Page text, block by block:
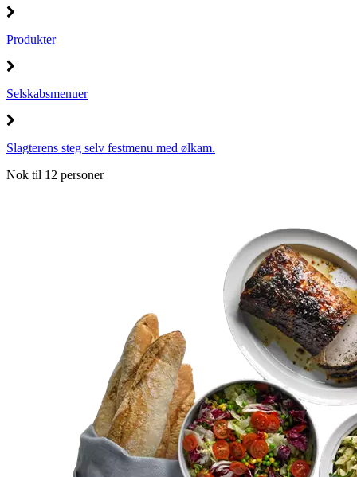
Produkter
Selskabsmenuer
Slagterens steg selv festmenu med ølkam.
Nok til 12 personer